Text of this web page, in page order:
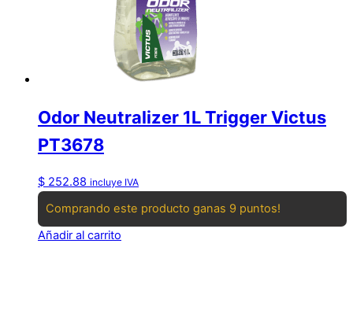
Odor Neutralizer 1L Trigger Victus
PT3678
$ 252.88 incluye IVA
Comprando este producto ganas 9 puntos!
Añadir al carrito